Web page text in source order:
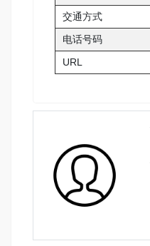
交通方式
电话号码
URL